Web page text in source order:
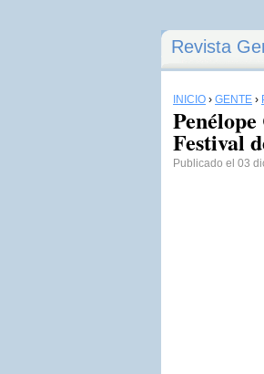
Revista
INICIO › GENTE ›
Festival
Publicado el 03